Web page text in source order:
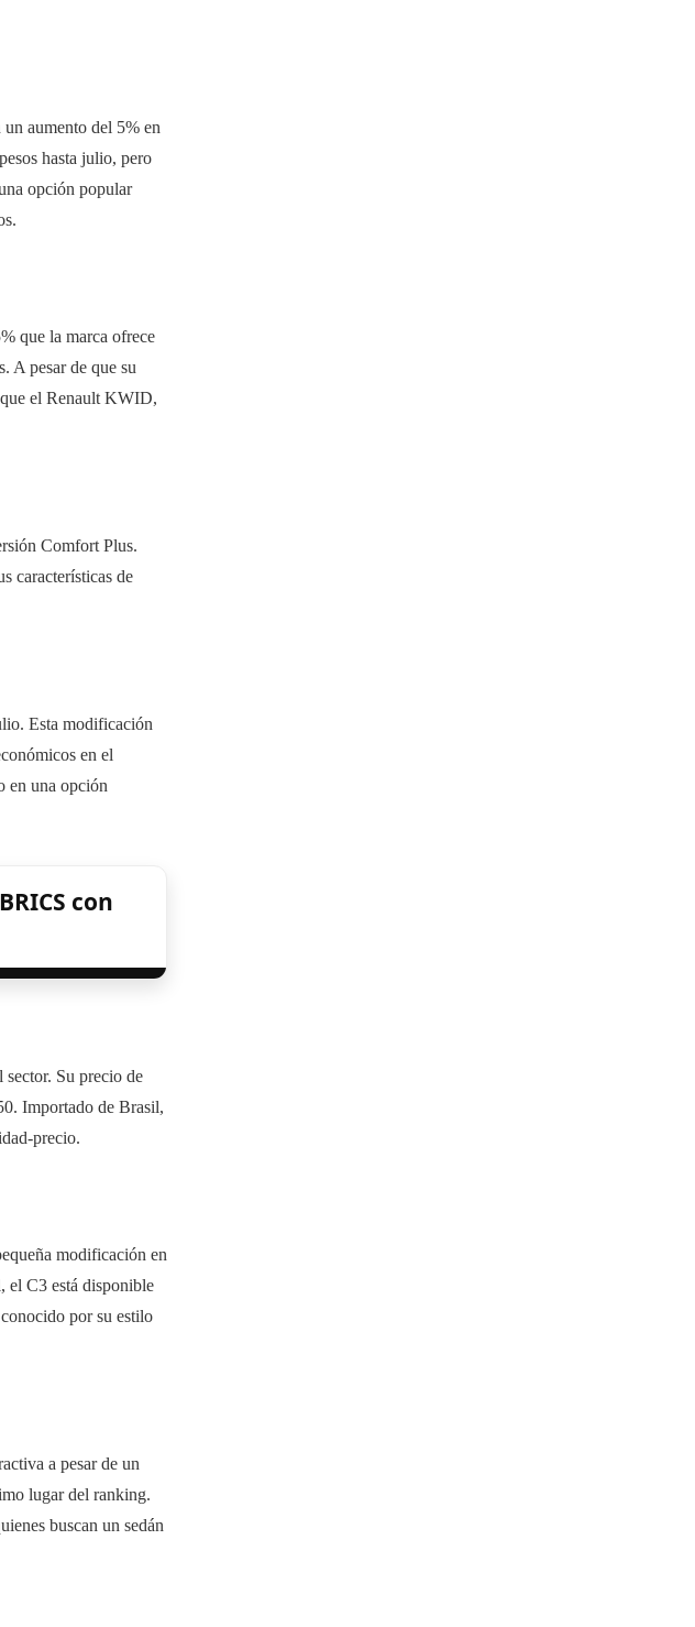
aumento del 5% en
hasta julio, pero
opción popular
que la marca ofrece
A pesar de que su
el Renault KWID,
Comfort Plus.
características de
Esta modificación
en el
en una opción
con
sector. Su precio de
Importado de Brasil,
precio.
modificación en
el C3 está disponible
por su estilo
a pesar de un
lugar del ranking.
buscan un sedán